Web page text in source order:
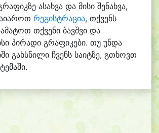
ასახვა და მისი შენახვა,
რეგისტრაცია, თქვენს
თქვენი ბავშვი და
პირადი გრაფიკები. თუ უნდა
გახსნილი ჩვენს საიტზე, გთხოვთ